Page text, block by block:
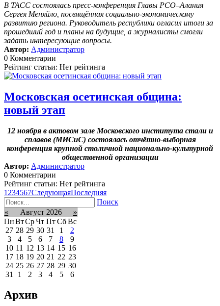
В ТАСС состоялась пресс-конференция Главы РСО–Алания
Сергея Меняйло, посвящённая социально-экономическому
развитию региона. Руководитель республики огласил итоги за
прошедший год и планы на будущие, а журналисты смогли
задать интересующие вопросы.
Автор: Администратор
0 Комментарии
Рейтинг статьи: Нет рейтинга
Московская осетинская община:
новый этап
12 ноября в актовом зале Московского института стали и
сплавов (МИСиС) состоялась отчётно-выборная
конференция крупной столичной национально-культурной
общественной организации
Автор: Администратор
0 Комментарии
Рейтинг статьи: Нет рейтинга
1 234567СледующаяПоследняя
Поиск
«
Август 2026
»
ПнВтСрЧт Пт Сб Вс
27 28 29 30 31 1
2
3
4 5 6 7 8
9
10 11 12 13 14 15 16
17 18 19 20 21 22 23
24 25 26 27 28 29 30
31
1 2 3 4 5 6
Архив